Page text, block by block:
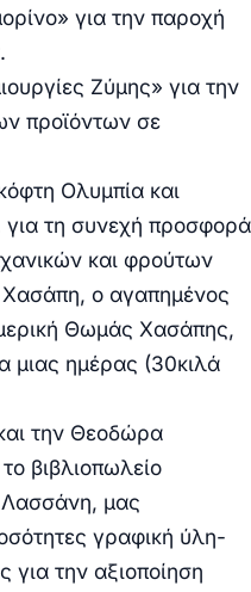
για την παροχή
Ζύμης» για την
προϊόντων σε
Ολυμπία και
τη συνεχή προσφορά
και φρούτων
ο αγαπημένος
Θωμάς Χασάπης,
μιας ημέρας (30κιλά
την Θεοδώρα
βιβλιοπωλείο
μας
γραφική ύλη-
για την αξιοποίηση